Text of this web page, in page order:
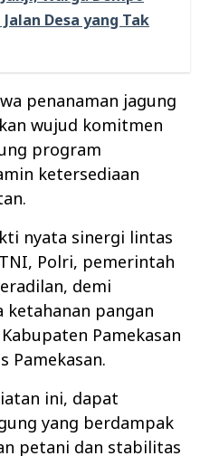
Desa yang Tak
penanaman jagung
wujud komitmen
program
ketersediaan
nyata sinergi lintas
Polri, pemerintah
demi
pangan
Pamekasan
Pamekasan.
ini, dapat
yang berdampak
petani dan stabilitas